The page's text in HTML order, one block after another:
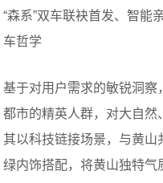
“森系”双车联袂首发、智
车哲学
基于对用户需求的敏锐洞察
都市的精英人群，对大自然
其以科技链接场景，与黄山
绿内饰搭配，将黄山独特